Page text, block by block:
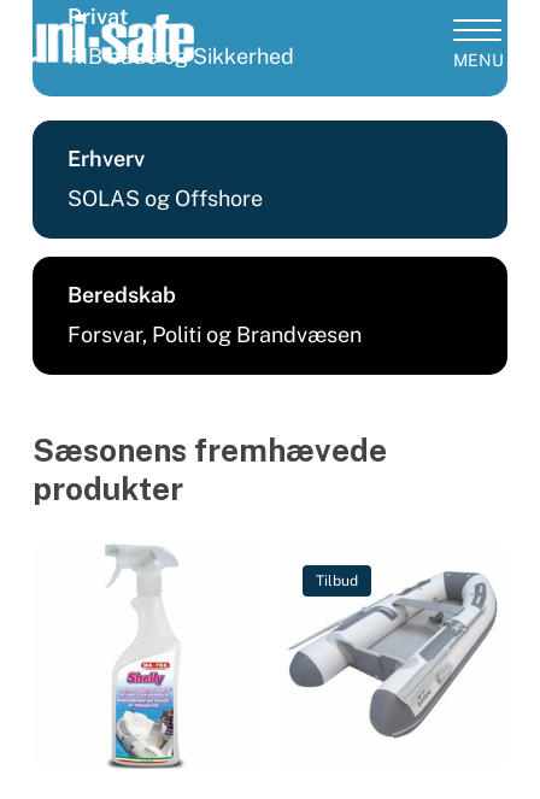
main
Products
search
Privat
RIB både og Sikkerhed
Erhverv
SOLAS og Offshore
Beredskab
Forsvar, Politi og Brandvæsen
Sæsonens fremhævede
produkter
Tilbud
Close